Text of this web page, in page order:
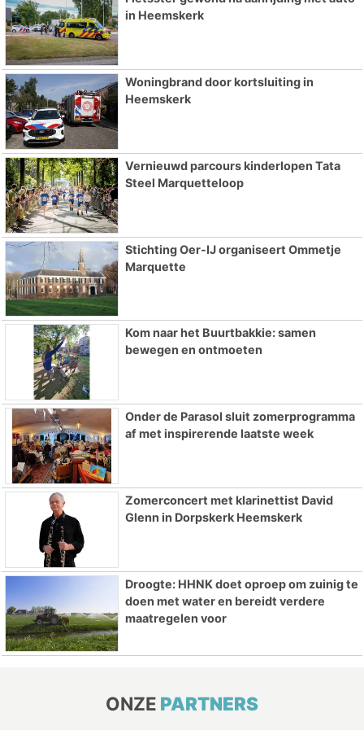
in Heemskerk
Woningbrand door kortsluiting in
Heemskerk
Vernieuwd parcours kinderlopen Tata
Steel Marquetteloop
Stichting Oer-IJ organiseert Ommetje
Marquette
Kom naar het Buurtbakkie: samen
bewegen en ontmoeten
Onder de Parasol sluit zomerprogramma
af met inspirerende laatste week
Zomerconcert met klarinettist David
Glenn in Dorpskerk Heemskerk
Droogte: HHNK doet oproep om zuinig te
doen met water en bereidt verdere
maatregelen voor
ONZE PARTNERS